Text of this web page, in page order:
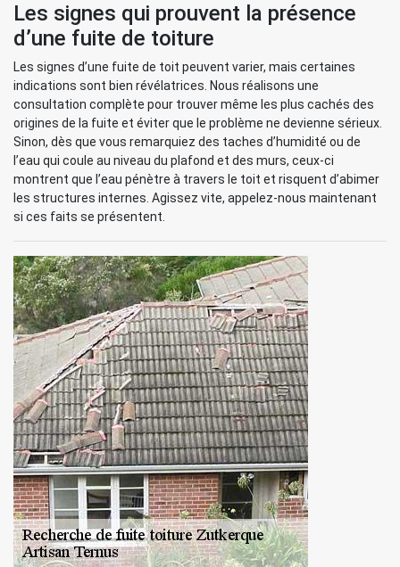
Les signes qui prouvent la présence
d’une fuite de toiture
Les signes d’une fuite de toit peuvent varier, mais certaines
indications sont bien révélatrices. Nous réalisons une
consultation complète pour trouver même les plus cachés des
origines de la fuite et éviter que le problème ne devienne sérieux.
Sinon, dès que vous remarquiez des taches d’humidité ou de
l’eau qui coule au niveau du plafond et des murs, ceux-ci
montrent que l’eau pénètre à travers le toit et risquent d’abimer
les structures internes. Agissez vite, appelez-nous maintenant
si ces faits se présentent.